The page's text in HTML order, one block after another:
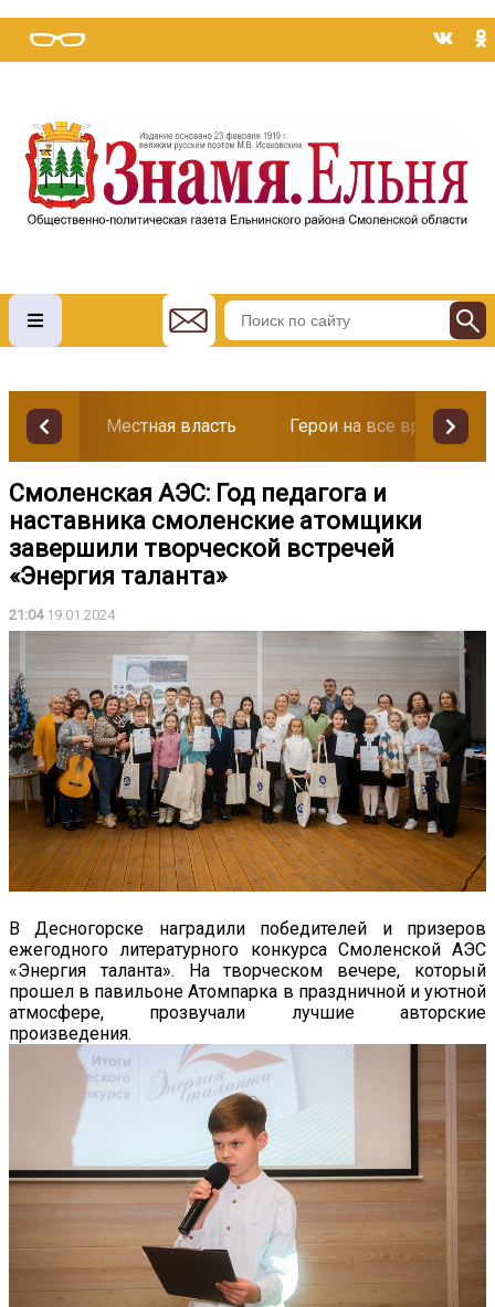
Местная власть Герои на все времена
Смоленская АЭС: Год педагога и
наставника смоленские атомщики
завершили творческой встречей
«Энергия таланта»
21:0419.01.2024
В Десногорске наградили победителей и призеров
ежегодного литературного конкурса Смоленской АЭС
«Энергия таланта». На творческом вечере, который
прошел в павильоне Атомпарка в праздничной и уютной
атмосфере, прозвучали лучшие авторские
произведения.